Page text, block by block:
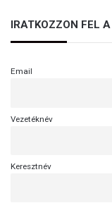
IRATKOZZON FEL
Email
Vezetéknév
Keresztnév